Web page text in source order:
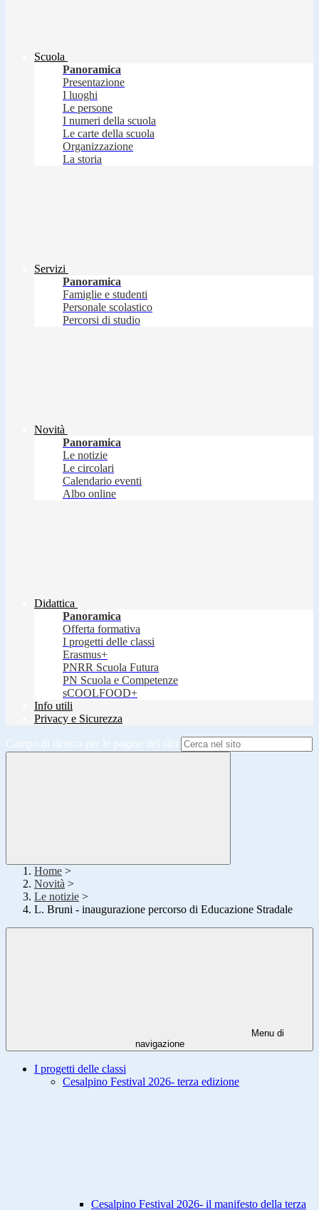
Scuola
Panoramica
Presentazione
I luoghi
Le persone
I numeri della scuola
Le carte della scuola
Organizzazione
La storia
Servizi
Panoramica
Famiglie e studenti
Personale scolastico
Percorsi di studio
Novità
Panoramica
Le notizie
Le circolari
Calendario eventi
Albo online
Didattica
Panoramica
Offerta formativa
I progetti delle classi
Erasmus+
PNRR Scuola Futura
PN Scuola e Competenze
sCOOLFOOD+
Info utili
Privacy e Sicurezza
Campo di ricerca per le pagine del sito
Home >
Novità >
Le notizie >
L. Bruni - inaugurazione percorso di Educazione Stradale
Menu di
navigazione
I progetti delle classi
Cesalpino Festival 2026- terza edizione
Cesalpino Festival 2026- il manifesto della terza